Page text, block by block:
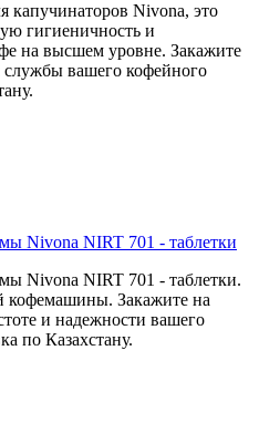
капучинаторов Nivona, это
гигиеничность и
на высшем уровне. Закажите
службы вашего кофейного
Nivona NIRT 701 - таблетки
Nivona NIRT 701 - таблетки.
кофемашины. Закажите на
и надежности вашего
по Казахстану.